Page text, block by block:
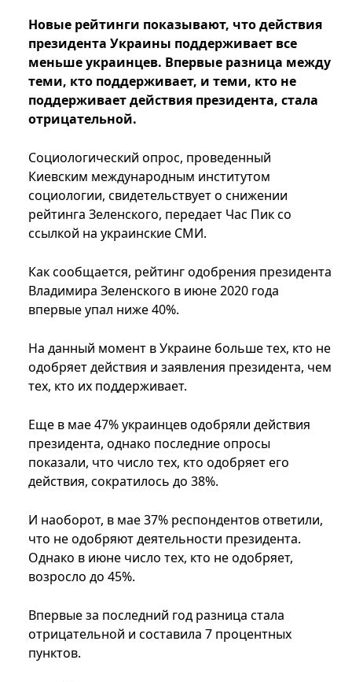
Новые рейтинги показывают, что действия
президента Украины поддерживает все
меньше украинцев. Впервые разница между
теми, кто поддерживает, и теми, кто не
поддерживает действия президента, стала
отрицательной.
Социологический опрос, проведенный
Киевским международным институтом
социологии, свидетельствует о снижении
рейтинга Зеленского, передает Час Пик со
ссылкой на украинские СМИ.
Как сообщается, рейтинг одобрения президента
Владимира Зеленского в июне 2020 года
впервые упал ниже 40%.
На данный момент в Украине больше тех, кто не
одобряет действия и заявления президента, чем
тех, кто их поддерживает.
Еще в мае 47% украинцев одобряли действия
президента, однако последние опросы
показали, что число тех, кто одобряет его
действия, сократилось до 38%.
И наоборот, в мае 37% респондентов ответили,
что не одобряют деятельности президента.
Однако в июне число тех, кто не одобряет,
возросло до 45%.
Впервые за последний год разница стала
отрицательной и составила 7 процентных
пунктов.